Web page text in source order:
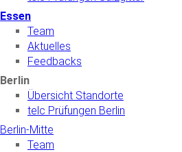
Essen
Team
Aktuelles
Feedbacks
Berlin
Übersicht Standorte
telc Prüfungen Berlin
Berlin-Mitte
Team